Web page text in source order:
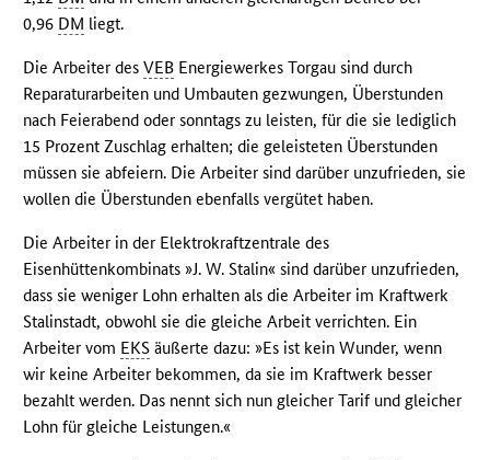
0,96 DM liegt.
Die Arbeiter desVEB Energiewerkes Torgau sind durch
Reparaturarbeiten und Umbauten gezwungen, Überstunden
nach Feierabend oder sonntags zu leisten, für die sie lediglich
15 Prozent Zuschlag erhalten; die geleisteten Überstunden
müssen sie abfeiern. Die Arbeiter sind darüber unzufrieden, sie
wollen die Überstunden ebenfalls vergütet haben.
Die Arbeiter in der Elektrokraftzentrale des
Eisenhüttenkombinats »J. W. Stalin« sind darüber unzufrieden,
dass sie weniger Lohn erhalten als die Arbeiter im Kraftwerk
Stalinstadt, obwohl sie die gleiche Arbeit verrichten. Ein
Arbeiter vom EKS äußerte dazu: »Es ist kein Wunder, wenn
wir keine Arbeiter bekommen, da sie im Kraftwerk besser
bezahlt werden. Das nennt sich nun gleicher Tarif und gleicher
Lohn für gleiche Leistungen.«